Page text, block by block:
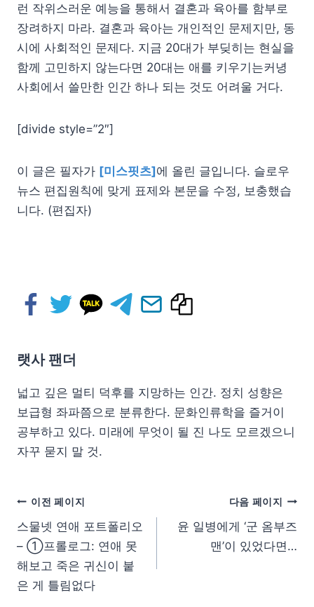
런 작위스러운 예능을 통해서 결혼과 육아를 함부로
장려하지 마라. 결혼과 육아는 개인적인 문제지만, 동
시에 사회적인 문제다. 지금 20대가 부딪히는 현실을
함께 고민하지 않는다면 20대는 애를 키우기는커녕
사회에서 쓸만한 인간 하나 되는 것도 어려울 거다.
[divide style=”2″]
이 글은 필자가 [미스핏츠]에 올린 글입니다. 슬로우
뉴스 편집원칙에 맞게 표제와 본문을 수정, 보충했습
니다. (편집자)
랫사 팬더
넓고 깊은 멀티 덕후를 지망하는 인간. 정치 성향은
보급형 좌파쯤으로 분류한다. 문화인류학을 즐거이
공부하고 있다. 미래에 무엇이 될 진 나도 모르겠으니
자꾸 묻지 말 것.
이전 페이지
스물넷 연애 포트폴리오
– ①프롤로그: 연애 못
해보고 죽은 귀신이 붙
은 게 틀림없다
다음 페이지
윤 일병에게 ‘군 옴부즈
맨’이 있었다면…